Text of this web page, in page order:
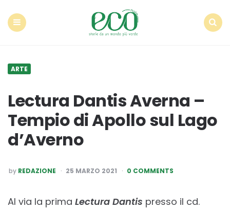
ARTE
Lectura Dantis Averna –
Tempio di Apollo sul Lago
d’Averno
POSTED
BY
by REDAZIONE 25 MARZO 2021 0 COMMENTS
Al via la prima Lectura Dantis presso il cd.